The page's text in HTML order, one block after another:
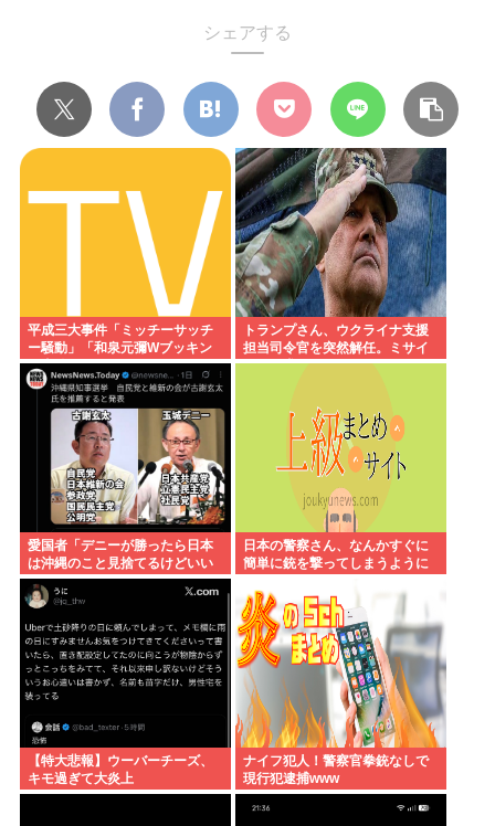
シェアする
平成三大事件「ミッチーサッチ
ー騒動」「和泉元彌Wブッキン
グ事件」あとひとつは？
トランプさん、ウクライナ支援
担当司令官を突然解任。ミサイ
ルの要求があまりにもしつこす
愛国者「デニーが勝ったら日本
は沖縄のこと見捨てるけどいい
の？」
日本の警察さん、なんかすぐに
簡単に銃を撃ってしまうように
【特大悲報】ウーバーチーズ、
キモ過ぎて大炎上
ナイフ犯人！警察官拳銃なしで
現行犯逮捕www